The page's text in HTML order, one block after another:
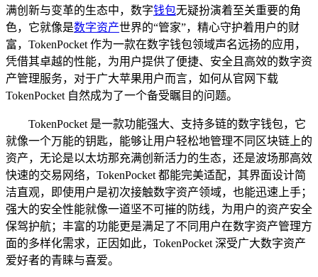
满创新与变革的生态中，数字钱包无疑扮演着至关重要的角
色，它就像是数字资产世界的“管家”，精心守护着用户的财
富，TokenPocket 作为一款在数字钱包领域声名远扬的应用，
凭借其卓越的性能，为用户提供了便捷、安全且高效的数字资
产管理服务，对于广大苹果用户而言，如何从官网下载
TokenPocket 自然成为了一个备受瞩目的问题。
TokenPocket 是一款功能强大、支持多链的数字钱包，它
就像一个万能的钥匙，能够让用户轻松地管理不同区块链上的
资产，无论是以太坊那充满创新活力的生态，还是波场那高效
快速的交易网络，TokenPocket 都能完美适配，其界面设计简
洁直观，即使用户是初次接触数字资产领域，也能迅速上手；
强大的安全性能就像一道坚不可摧的防线，为用户的资产安全
保驾护航；丰富的功能更是满足了不同用户在数字资产管理方
面的多样化需求，正因如此，TokenPocket 深受广大数字资产
爱好者的青睐与喜爱。